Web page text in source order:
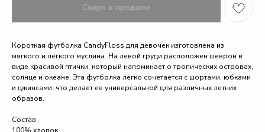
Короткая футболка CandyFloss для девочек изготовлена из
мягкого и легкого муслина. На левой груди расположен шеврон в
виде красивой птички, который напоминает о тропических островах,
солнце и океане. Эта футболка легко сочетается с шортами, юбками
и джинсами, что делает ее универсальной для различных летних
образов.
Состав